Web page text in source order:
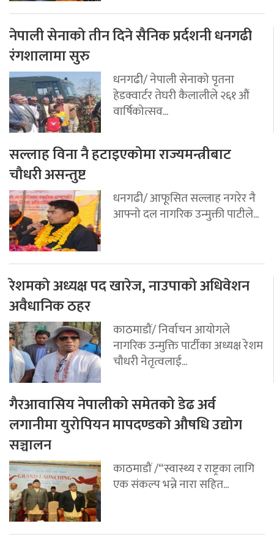
नेपाली सेनाको तीन दिने सैनिक प्रर्दशनी धनगढी
रंगशालामा सुरु
धनगढी/ नेपाली सेनाको पृतना
हेडक्वार्टर तेघरी कैलालीले २६१ औं
वार्षिकोत्सव...
सल्लाह विना नै हटाइएकोमा राज्यमन्त्रीबाट
चौधरी असन्तुष्ट
धनगढी/ आफूसित सल्लाह नगरेर नै
आफ्नो दल नागरिक उन्मुक्ती पाटीले...
रेशमको अध्यक्ष पद खारेज, नाउपाको अधिवेशन
अवैधानिक ठहर
काठमाडौं/ निर्वाचन आयोगले
नागरिक उन्मुक्ति पार्टीका अध्यक्ष रेशम
चौधरी नेतृत्वलाई...
गैरआवासिय नेपालीको समेतको डेढ अर्व
लगानीमा युरोपियन मापदण्डको औषधि उद्योग
सञ्चालन
काठमाडौं /“स्वास्थ्य र राष्ट्रका लागि
एक संकल्प भन्ने नारा सहित...